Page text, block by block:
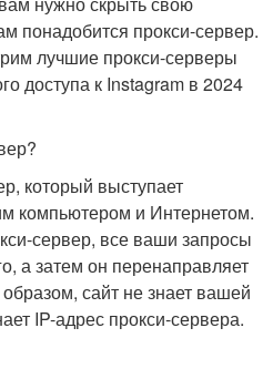
понадобится прокси-сервер.
лучшие прокси-серверы
доступа к Instagram в 2024
который выступает
компьютером и Интернетом.
сервер, все ваши запросы
а затем он перенаправляет
сайт не знает вашей
IP-адрес прокси-сервера.